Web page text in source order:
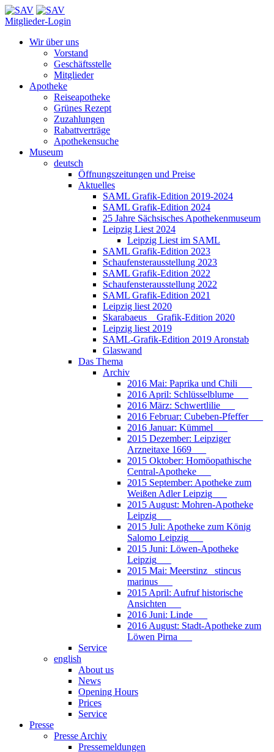
Mitglieder-Login
Wir über uns
Vorstand
Geschäftsstelle
Mitglieder
Apotheke
Reiseapotheke
Grünes Rezept
Zuzahlungen
Rabattverträge
Apothekensuche
Museum
deutsch
Öffnungszeitungen und Preise
Aktuelles
SAML Grafik-Edition 2019-2024
SAML Grafik-Edition 2024
25 Jahre Sächsisches Apothekenmuseum
Leipzig Liest 2024
Leipzig Liest im SAML
SAML Grafik-Edition 2023
Schaufensterausstellung 2023
SAML Grafik-Edition 2022
Schaufensterausstellung 2022
SAML Grafik-Edition 2021
Leipzig liest 2020
Skarabaeus _ Grafik-Edition 2020
Leipzig liest 2019
SAML-Grafik-Edition 2019 Aronstab
Glaswand
Das Thema
Archiv
2016 Mai: Paprika und Chili___
2016 April: Schlüsselblume___
2016 März: Schwertlilie___
2016 Februar: Cubeben-Pfeffer___
2016 Januar: Kümmel___
2015 Dezember: Leipziger
Arzneitaxe 1669___
2015 Oktober: Homöopathische
Central-Apotheke___
2015 September: Apotheke zum
Weißen Adler Leipzig___
2015 August: Mohren-Apotheke
Leipzig___
2015 Juli: Apotheke zum König
Salomo Leipzig___
2015 Juni: Löwen-Apotheke
Leipzig___
2015 Mai: Meerstinz_ stincus
marinus___
2015 April: Aufruf historische
Ansichten___
2016 Juni: Linde___
2016 August: Stadt-Apotheke zum
Löwen Pirna___
Service
english
About us
News
Opening Hours
Prices
Service
Presse
Presse Archiv
Pressemeldungen